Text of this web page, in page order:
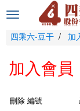
選
切
四乘六-豆干 加
加入會員
刪除 編號